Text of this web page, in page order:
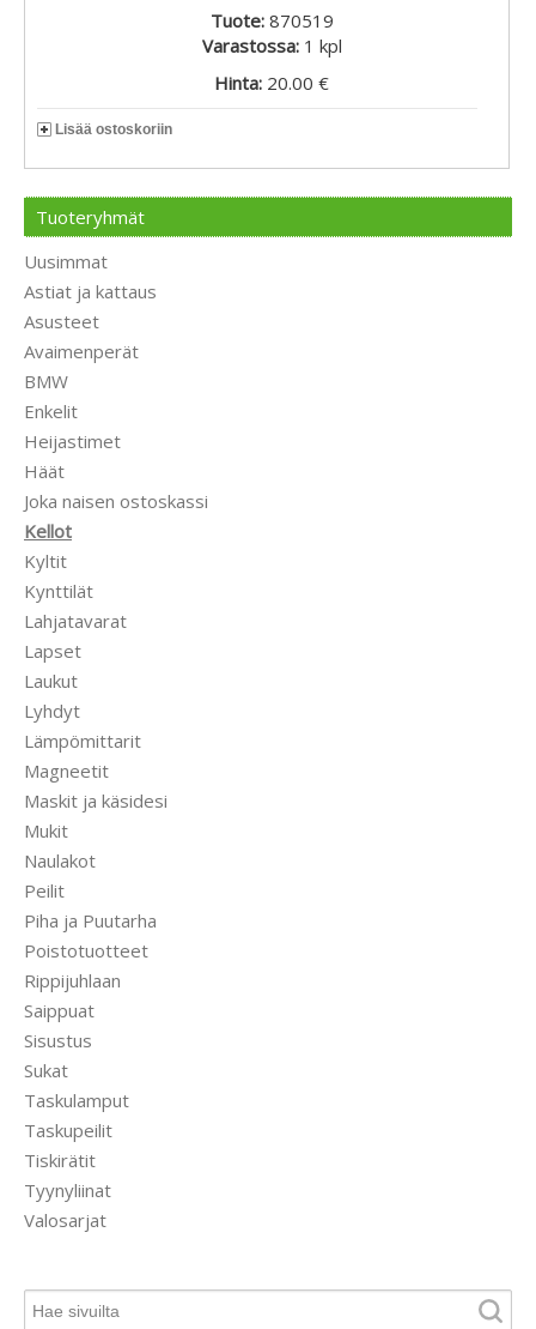
Tuote: 870519
Varastossa: 1 kpl
Hinta: 20.00 €
Lisää ostoskoriin
Tuoteryhmät
Uusimmat
Astiat ja kattaus
Asusteet
Avaimenperät
BMW
Enkelit
Heijastimet
Häät
Joka naisen ostoskassi
Kellot
Kyltit
Kynttilät
Lahjatavarat
Lapset
Laukut
Lyhdyt
Lämpömittarit
Magneetit
Maskit ja käsidesi
Mukit
Naulakot
Peilit
Piha ja Puutarha
Poistotuotteet
Rippijuhlaan
Saippuat
Sisustus
Sukat
Taskulamput
Taskupeilit
Tiskirätit
Tyynyliinat
Valosarjat